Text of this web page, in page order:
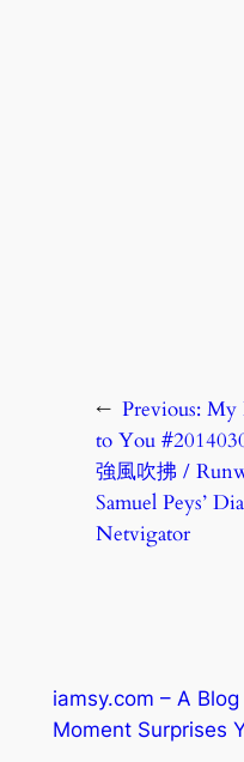
← Previous: My
to You
強風吹拂 /
Samuel Peys’
Netvigator
iamsy.com – A
Moment Surprises